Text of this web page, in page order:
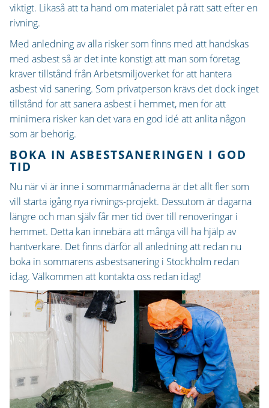
viktigt. Likaså att ta hand om materialet på rätt sätt efter en
rivning.
Med anledning av alla risker som finns med att handskas
med asbest så är det inte konstigt att man som företag
kräver tillstånd från Arbetsmiljöverket för att hantera
asbest vid sanering. Som privatperson krävs det dock inget
tillstånd för att sanera asbest i hemmet, men för att
minimera risker kan det vara en god idé att anlita någon
som är behörig.
BOKA IN ASBESTSANERINGEN I GOD
TID
Nu när vi är inne i sommarmånaderna är det allt fler som
vill starta igång nya rivnings-projekt. Dessutom är dagarna
längre och man själv får mer tid över till renoveringar i
hemmet. Detta kan innebära att många vill ha hjälp av
hantverkare. Det finns därför all anledning att redan nu
boka in sommarens asbestsanering i Stockholm redan
idag. Välkommen att kontakta oss redan idag!